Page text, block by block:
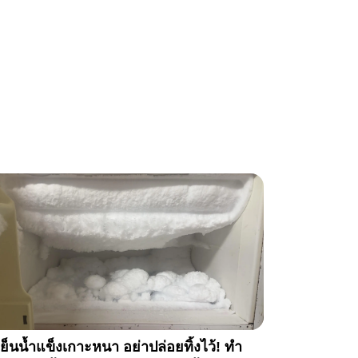
นน้ำแข็งเกาะหนา อย่าปล่อยทิ้งไว้! ทำ